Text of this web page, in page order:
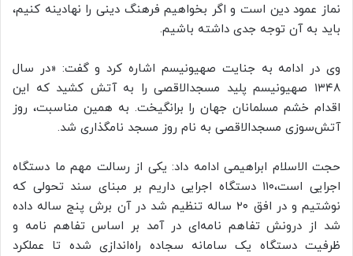
نماز عمود دین است و اگر بخواهیم فرهنگ دینی را نهادینه کنیم،
باید به آن توجه جدی داشته باشیم.
وی در ادامه به جنایت صهیونیسم اشاره کرد و گفت: «در سال
۱۳۴۸ صهیونیسم پلید مسجدالاقصی را به آتش کشید که این
اقدام خشم مسلمانان جهان را برانگیخت. به همین مناسبت، روز
آتش‌سوزی مسجدالاقصی به نام روز مسجد نامگذاری شد.
حجت الاسلام ابراهیمی ادامه داد: یکی از رسالت مهم ما دستگاه
اجرایی است،۱۱۰ دستگاه اجرایی داریم بر مبنای سند تحولی که
نوشتیم و در افق ۲۰ ساله تنظیم شد در آن برش پنج ساله داده
شد از درونش تفاهم نامه‌ای در آمد بر اساس تفاهم نامه و
ظرفیت دستگاه یک سامانه سجاده راه‌اندازی شده تا عملکرد